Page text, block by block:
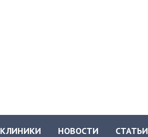
КЛИНИКИ НОВОСТИ СТАТЬИ